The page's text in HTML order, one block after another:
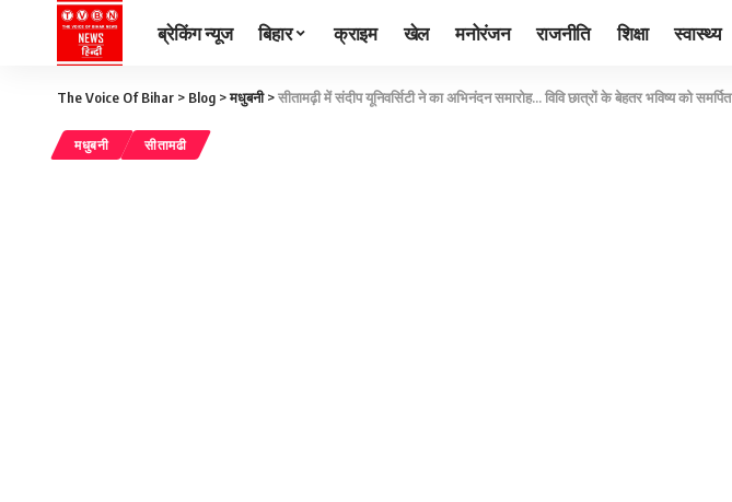
ब्रेकिंग न्यूज बिहार क्राइम खेल मनोरंजन राजनीति शिक्षा स्वास्थ्य
The Voice Of Bihar > Blog >मधुबनी>सीतामढ़ी में संदीप यूनिवर्सिटी ने का अभिनंदन समारोह… विवि छात्रों के बेहतर भविष्य को समर्पित
मधुबनी सीतामढी